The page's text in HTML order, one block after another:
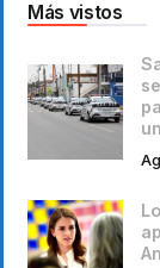
Más vistos